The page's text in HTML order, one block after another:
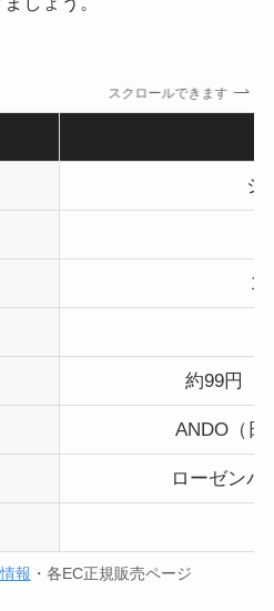
スクロールできます
シ
約99円（
ANDO（日
ローゼンバ
報 ・各EC正規販売ページ